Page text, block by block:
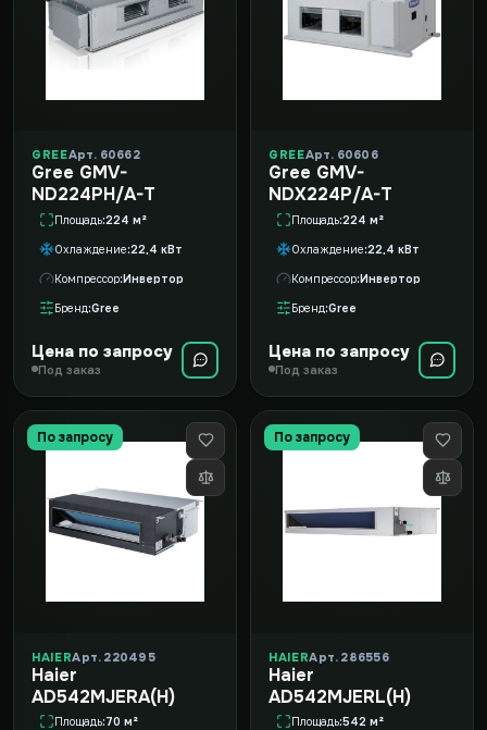
GREEАрт. 60662
Gree GMV-
ND224PH/A-T
Площадь 224 м²
Охлаждение 22,4 кВт
Компрессор Инвертор
Бренд Gree
Цена по запросу
Под заказ
GREEАрт. 60606
Gree GMV-
NDX224P/A-T
Площадь 224 м²
Охлаждение 22,4 кВт
Компрессор Инвертор
Бренд Gree
Цена по запросу
Под заказ
По запросу
HAIERАрт. 220495
Haier
AD542MJERA(H)
Площадь 70 м²
По запросу
HAIERАрт. 286556
Haier
AD542MJERL(H)
Площадь 542 м²